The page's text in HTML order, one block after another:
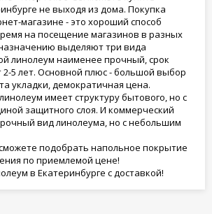
не выходя из дома. Покупка
магазине - это хороший способ
на посещение магазинов в разных
выделяют три вида
линолеум наименее прочный, срок
2-5 лет. Основной плюс - большой выбор
укладки, демократичная цена.
имеет структуру бытового, но с
защитного слоя. И коммерческий
вид линолеума, но с небольшим
подобрать напольное покрытие
по приемлемой цене!
в Екатеринбурге с доставкой!